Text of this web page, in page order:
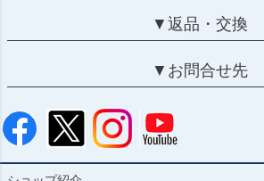
▼返品・交換
▼お問合せ先